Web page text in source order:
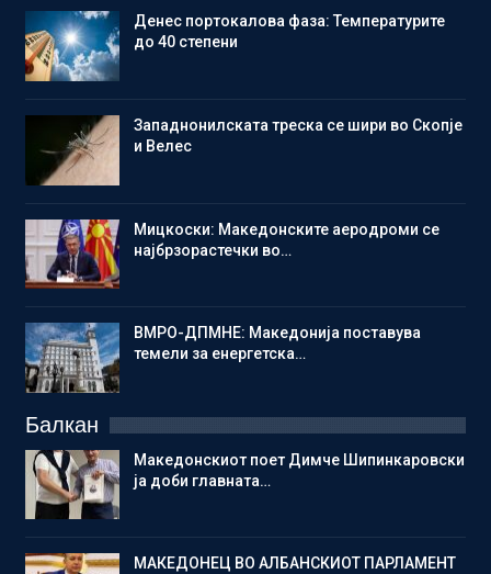
Денес портокалова фаза: Температурите
до 40 степени
Западнонилската треска се шири во Скопје
и Велес
Мицкоски: Македонските аеродроми се
најбрзорастечки во…
ВМРО-ДПМНЕ: Македонија поставува
темели за енергетска…
Балкан
Македонскиот поет Димче Шипинкаровски
ја доби главната…
МАКЕДОНЕЦ ВО АЛБАНСКИОТ ПАРЛАМЕНТ